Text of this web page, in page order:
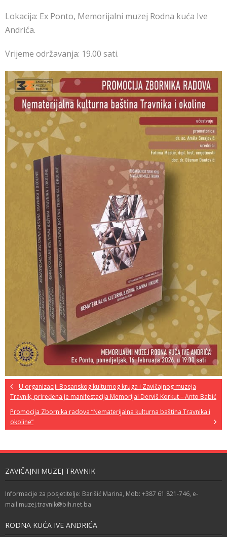
Lokacija: Ex Ponto, Memorijalni muzej Rodna kuća Ive
Andrića.
Vrijeme održavanja: 19.00 sati.
U organizaciji Bosanskog kulturnog kruga i Zavičajnog muzeja
Travnik, priređena je manifestacija Memorijal Derviš Korkut – Anto Babić
Promocija Zbornika radova “Nematerijalna kulturna baština Travnika i
okoline”
ZAVIČAJNI MUZEJ TRAVNIK
Informacije za posjetitelje: Barišić Marina, Mob: +387 61 821-746, e-
mail:muzej.travnik@bih.net.ba
RODNA KUĆA IVE ANDRIĆA